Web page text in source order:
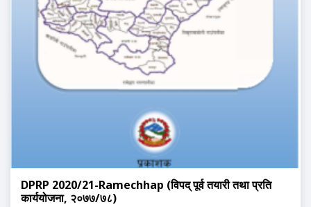
DPRP 2020/21-Ramechhap (विपद् पूर्व तयारी तथा प्रति
कार्ययोजना, २०७७/७८)